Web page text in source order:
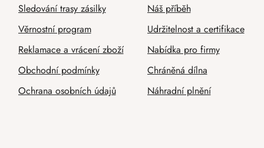
Sledování trasy zásilky
Věrnostní program
Reklamace a vrácení zboží
Obchodní podmínky
Ochrana osobních údajů
Náš příběh
Udržitelnost a certifikace
Nabídka pro firmy
Chráněná dílna
Náhradní plnění